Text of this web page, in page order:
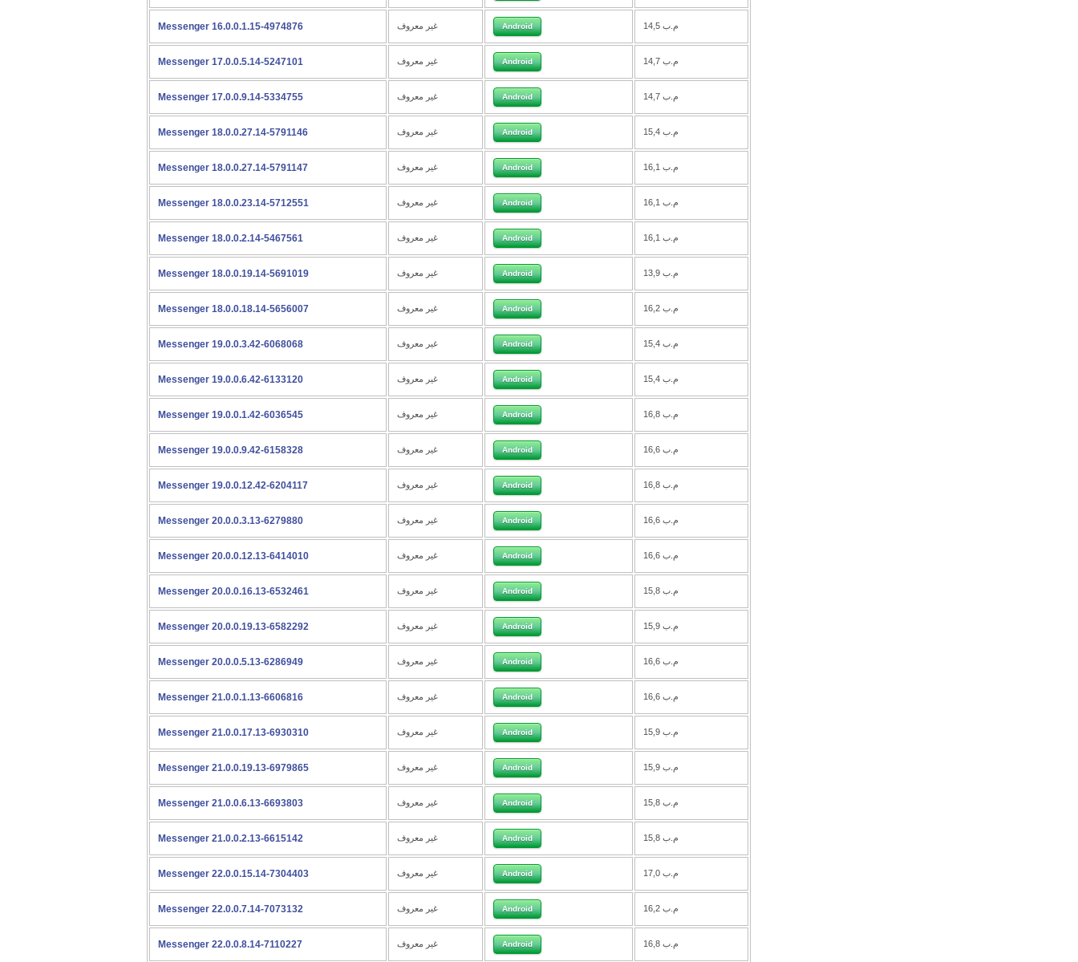
Messenger 16.0.0.1.15-4974876 غير معروف Android 14,5 م.ب
Messenger 17.0.0.5.14-5247101 غير معروف Android 14,7 م.ب
Messenger 17.0.0.9.14-5334755 غير معروف Android 14,7 م.ب
Messenger 18.0.0.27.14-5791146 غير معروف Android 15,4 م.ب
Messenger 18.0.0.27.14-5791147 غير معروف Android 16,1 م.ب
Messenger 18.0.0.23.14-5712551 غير معروف Android 16,1 م.ب
Messenger 18.0.0.2.14-5467561 غير معروف Android 16,1 م.ب
Messenger 18.0.0.19.14-5691019 غير معروف Android 13,9 م.ب
Messenger 18.0.0.18.14-5656007 غير معروف Android 16,2 م.ب
Messenger 19.0.0.3.42-6068068 غير معروف Android 15,4 م.ب
Messenger 19.0.0.6.42-6133120 غير معروف Android 15,4 م.ب
Messenger 19.0.0.1.42-6036545 غير معروف Android 16,8 م.ب
Messenger 19.0.0.9.42-6158328 غير معروف Android 16,6 م.ب
Messenger 19.0.0.12.42-6204117 غير معروف Android 16,8 م.ب
Messenger 20.0.0.3.13-6279880 غير معروف Android 16,6 م.ب
Messenger 20.0.0.12.13-6414010 غير معروف Android 16,6 م.ب
Messenger 20.0.0.16.13-6532461 غير معروف Android 15,8 م.ب
Messenger 20.0.0.19.13-6582292 غير معروف Android 15,9 م.ب
Messenger 20.0.0.5.13-6286949 غير معروف Android 16,6 م.ب
Messenger 21.0.0.1.13-6606816 غير معروف Android 16,6 م.ب
Messenger 21.0.0.17.13-6930310 غير معروف Android 15,9 م.ب
Messenger 21.0.0.19.13-6979865 غير معروف Android 15,9 م.ب
Messenger 21.0.0.6.13-6693803 غير معروف Android 15,8 م.ب
Messenger 21.0.0.2.13-6615142 غير معروف Android 15,8 م.ب
Messenger 22.0.0.15.14-7304403 غير معروف Android 17,0 م.ب
Messenger 22.0.0.7.14-7073132 غير معروف Android 16,2 م.ب
Messenger 22.0.0.8.14-7110227 غير معروف Android 16,8 م.ب